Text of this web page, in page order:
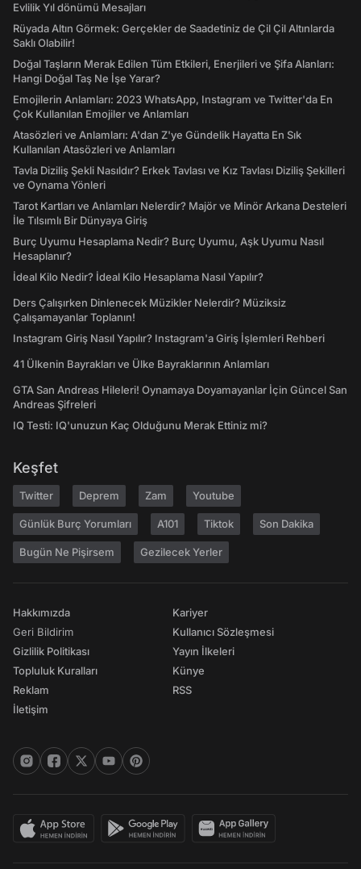
Evlilik Yıl dönümü Mesajları
Rüyada Altın Görmek: Gerçekler de Saadetiniz de Çil Çil Altınlarda
Saklı Olabilir!
Doğal Taşların Merak Edilen Tüm Etkileri, Enerjileri ve Şifa Alanları:
Hangi Doğal Taş Ne İşe Yarar?
Emojilerin Anlamları: 2023 WhatsApp, Instagram ve Twitter'da En
Çok Kullanılan Emojiler ve Anlamları
Atasözleri ve Anlamları: A'dan Z'ye Gündelik Hayatta En Sık
Kullanılan Atasözleri ve Anlamları
Tavla Diziliş Şekli Nasıldır? Erkek Tavlası ve Kız Tavlası Diziliş Şekilleri
ve Oynama Yönleri
Tarot Kartları ve Anlamları Nelerdir? Majör ve Minör Arkana Desteleri
İle Tılsımlı Bir Dünyaya Giriş
Burç Uyumu Hesaplama Nedir? Burç Uyumu, Aşk Uyumu Nasıl
Hesaplanır?
İdeal Kilo Nedir? İdeal Kilo Hesaplama Nasıl Yapılır?
Ders Çalışırken Dinlenecek Müzikler Nelerdir? Müziksiz
Çalışamayanlar Toplanın!
Instagram Giriş Nasıl Yapılır? Instagram'a Giriş İşlemleri Rehberi
41 Ülkenin Bayrakları ve Ülke Bayraklarının Anlamları
GTA San Andreas Hileleri! Oynamaya Doyamayanlar İçin Güncel San
Andreas Şifreleri
IQ Testi: IQ'unuzun Kaç Olduğunu Merak Ettiniz mi?
Keşfet
Twitter Deprem Zam Youtube
Günlük Burç Yorumları A101 Tiktok Son Dakika
Bugün Ne Pişirsem Gezilecek Yerler
Hakkımızda
Geri Bildirim
Gizlilik Politikası
Topluluk Kuralları
Reklam
İletişim
Kariyer
Kullanıcı Sözleşmesi
Yayın İlkeleri
Künye
RSS